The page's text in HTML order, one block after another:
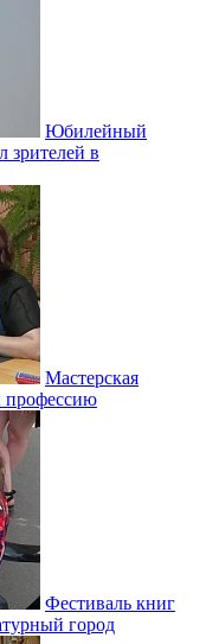
Юбилейный
в
Мастерская
профессию
Фестиваль книг
город